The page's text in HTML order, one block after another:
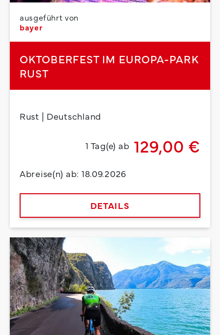
ausgeführt von
bayer
OKTOBERFEST IM EUROPA-PARK
RUST
Rust | Deutschland
1 Tag(e) ab 129,00 €
Abreise(n) ab: 18.09.2026
DETAILS